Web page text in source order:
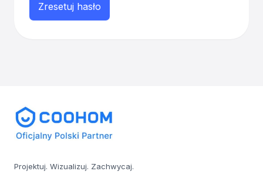
Zresetuj hasło
Projektuj. Wizualizuj. Zachwycaj.